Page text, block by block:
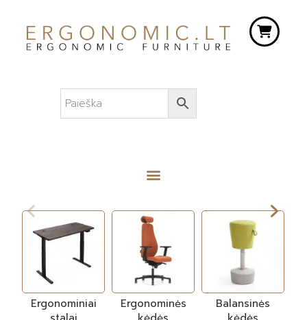
Ergonominiai
Ergonominės
Balansinės